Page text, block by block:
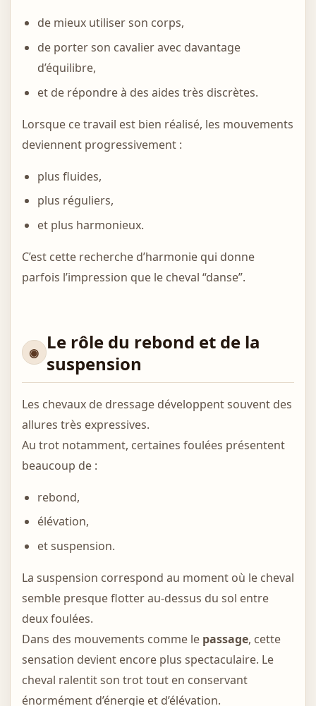
de mieux utiliser son corps,
de porter son cavalier avec davantage
d’équilibre,
et de répondre à des aides très discrètes.
Lorsque ce travail est bien réalisé, les mouvements
deviennent progressivement :
plus fluides,
plus réguliers,
et plus harmonieux.
C’est cette recherche d’harmonie qui donne
parfois l’impression que le cheval “danse”.
Le rôle du rebond et de la
suspension
Les chevaux de dressage développent souvent des
allures très expressives.
Au trot notamment, certaines foulées présentent
beaucoup de :
rebond,
élévation,
et suspension.
La suspension correspond au moment où le cheval
semble presque flotter au-dessus du sol entre
deux foulées.
Dans des mouvements comme le passage, cette
sensation devient encore plus spectaculaire. Le
cheval ralentit son trot tout en conservant
énormément d’énergie et d’élévation.